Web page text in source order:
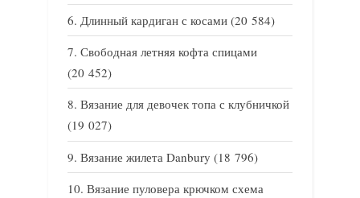
Длинный кардиган с косами (20 584)
Свободная летняя кофта спицами
(20 452)
Вязание для девочек топа с клубничкой
(19 027)
Вязание жилета Danbury (18 796)
Вязание пуловера крючком схема